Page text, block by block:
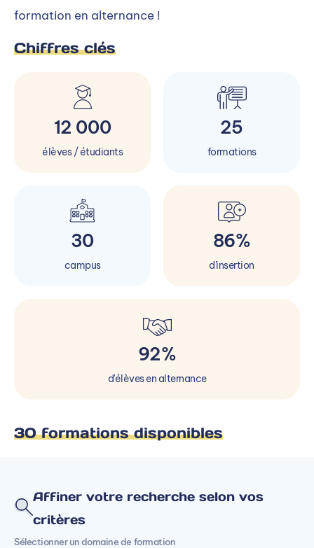
formation en alternance !
Chiffres clés
12 000
élèves / étudiants
25
formations
30
campus
86%
d'insertion
92%
d'élèves en alternance
30 formations disponibles
Affiner votre recherche selon vos
critères
Sélectionner un domaine de formation